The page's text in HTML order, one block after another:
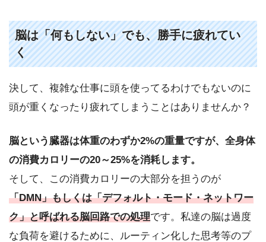
脳は「何もしない」でも、勝手に疲れてい
く
決して、複雑な仕事に頭を使ってるわけでもないのに
頭が重くなったり疲れてしまうことはありませんか？
脳という臓器は体重のわずか2%の重量ですが、全身体
の消費カロリーの20～25%を消耗します。
そして、この消費カロリーの大部分を担うのが
「DMN」もしくは「デフォルト・モード・ネットワー
ク」と呼ばれる脳回路での処理です。私達の脳は過度
な負荷を避けるために、ルーティン化した思考等のプ